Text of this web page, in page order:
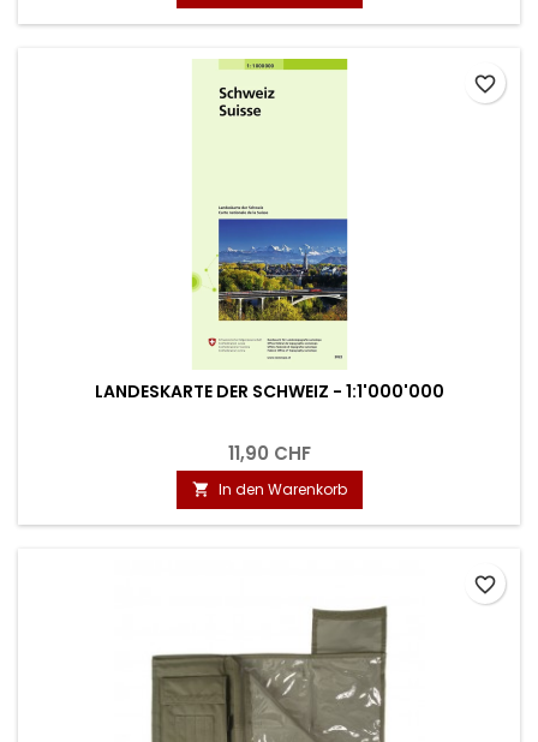
LANDESKARTE DER SCHWEIZ - 1:1'000'000
11,90 CHF
 In den Warenkorb
favorite_border
favorite_border